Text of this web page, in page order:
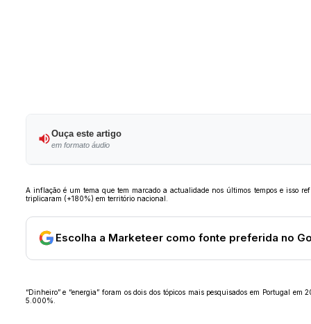
Ouça este artigo
em formato áudio
A inflação é um tema que tem marcado a actualidade nos últimos tempos e isso
triplicaram (+180%) em território nacional.
Escolha a Marketeer como fonte preferida no
“Dinheiro” e “energia” foram os dois dos tópicos mais pesquisados em Portugal
5.000%.